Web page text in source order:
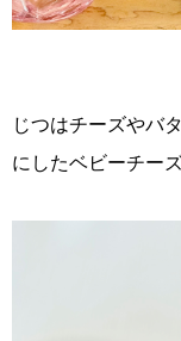
じつはチーズやバ
にしたベビーチー